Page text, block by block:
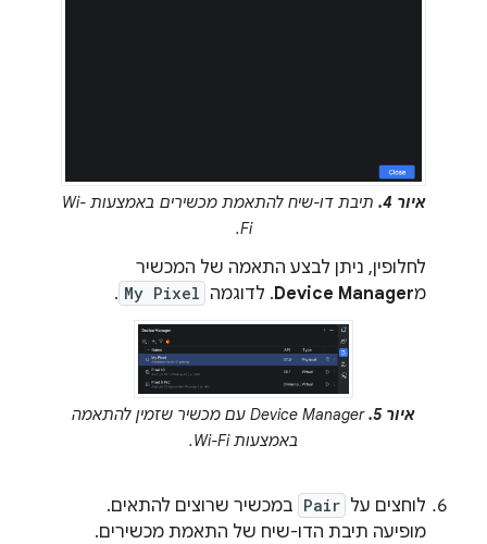
איור 4.
תיבת דו-שיח להתאמת מכשירים באמצעות Wi-
Fi.
לחלופין, ניתן לבצע התאמה של המכשיר
מDevice Manager. לדוגמה My Pixel
.
איור 5.
Device Manager עם מכשיר שזמין להתאמה
באמצעות Wi-Fi.
לוחצים על Pair במכשיר שרוצים להתאים.
מופיעה תיבת הדו-שיח של התאמת מכשירים.